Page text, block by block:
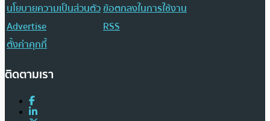
นโยบายความเป็นส่วนตัวข้อตกลงในการใช้งาน
Advertise
RSS
ตั้งค่าคุกกี้
ติดตามเรา